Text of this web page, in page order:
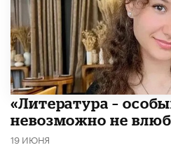
​«Литература –
невозможно не
19 ИЮНЯ